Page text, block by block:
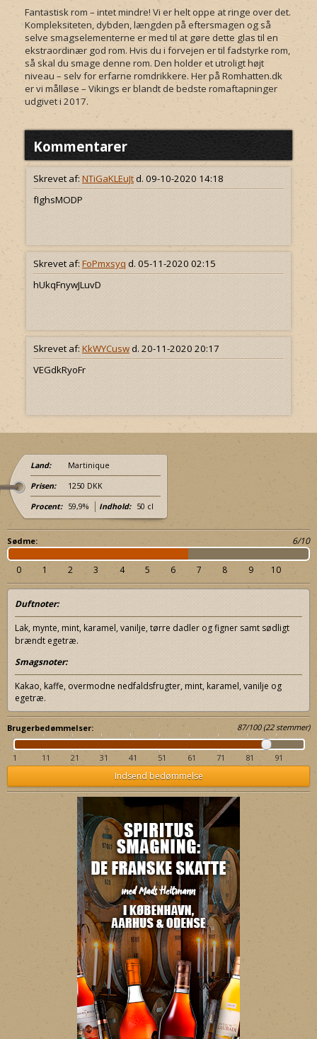
Fantastisk rom – intet mindre! Vi er helt oppe at ringe over det.
Kompleksiteten, dybden, længden på eftersmagen og så
selve smagselementerne er med til at gøre dette glas til en
ekstraordinær god rom. Hvis du i forvejen er til fadstyrke rom,
så skal du smage denne rom. Den holder et utroligt højt
niveau – selv for erfarne romdrikkere. Her på Romhatten.dk
er vi målløse – Vikings er blandt de bedste romaftapninger
udgivet i 2017.
Kommentarer
Skrevet af: NTiGaKLEuJtd. 09-10-2020 14:18
fIghsMODP
Skrevet af: FoPmxsyq d. 05-11-2020 02:15
hUkqFnywJLuvD
Skrevet af: KkWYCuswd. 20-11-2020 20:17
VEGdkRyoFr
Land: Martinique
Prisen: 1250 DKK
Procent: 59,9% Indhold: 50 cl
Sødme: 6/10
0 1 2 3 4 5 6 7 8 9 10
Duftnoter:
Lak, mynte, mint, karamel, vanilje, tørre dadler og figner samt sødligt
brændt egetræ.
Smagsnoter:
Kakao, kaffe, overmodne nedfaldsfrugter, mint, karamel, vanilje og
egetræ.
Brugerbedømmelser: 87/100(22stemmer)
1 11 21 31 41 51 61 71 81 91
Indsend bedømmelse